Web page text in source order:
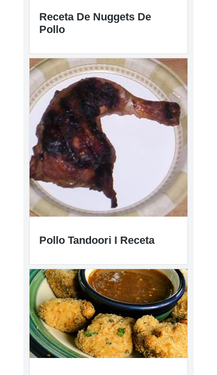
Receta De Nuggets De
Pollo
Pollo Tandoori I Receta